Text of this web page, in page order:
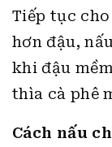
Tiếp tục
hơn đậu,
khi đậu
thìa cà phê
Cách nấu